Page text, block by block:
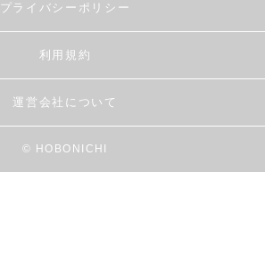
プライバシーポリシー
利用規約
運営会社について
© HOBONICHI